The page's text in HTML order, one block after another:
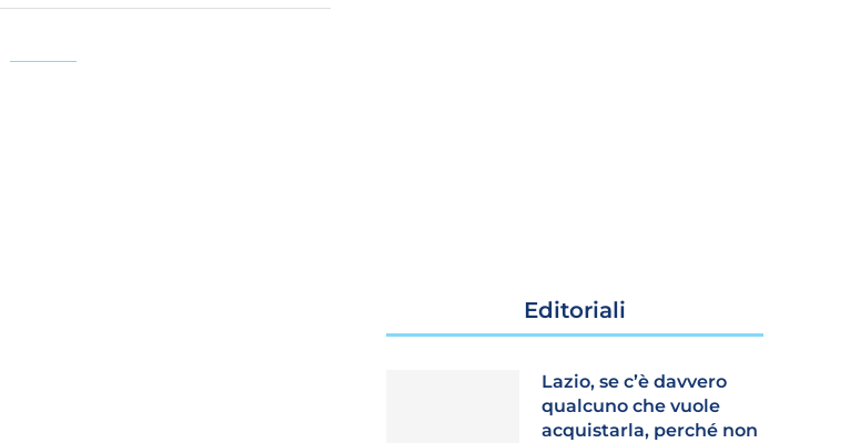
Editoriali
Lazio, se c’è davvero
qualcuno che vuole
acquistarla, perché non